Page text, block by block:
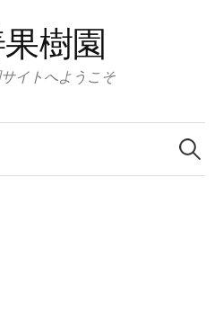
樹園
イトへようこそ
検
索: